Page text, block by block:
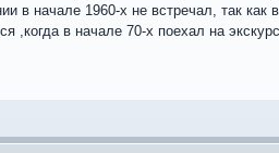
в начале 1960-х не встречал, так как
,когда в начале 70-х поехал на